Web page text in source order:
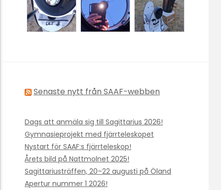
Senaste nytt från SAAF-webben
Dags att anmäla sig till Sagittarius 2026!
Gymnasieprojekt med fjärrteleskopet
Nystart för SAAF:s fjärrteleskop!
Årets bild på Nattmolnet 2025!
Sagittariusträffen, 20–22 augusti på Öland
Apertur nummer 1 2026!